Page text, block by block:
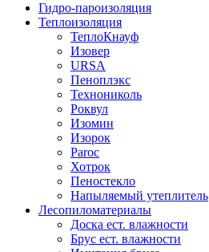
Гидро-пароизоляция
Теплоизоляция
ТеплоКнауф
Изовер
URSA
Пеноплэкс
Технониколь
Роквул
Изомин
Изорок
Paroc
Хотрок
Пеностекло
Напыляемый утеплитель
Лесопиломатериалы
Доска ест. влажности
Брус ест. влажности